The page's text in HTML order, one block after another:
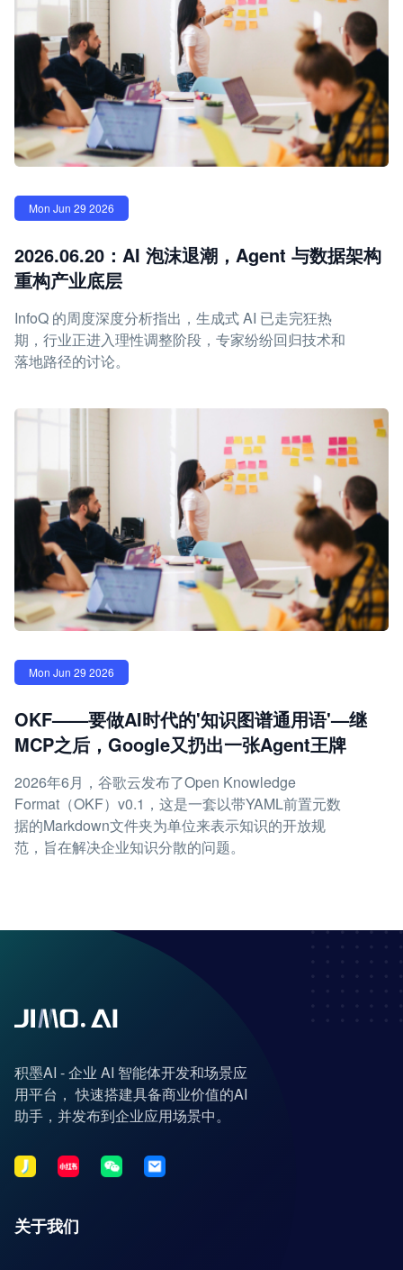
Mon Jun 29 2026
2026.06.20：AI 泡沫退潮，Agent 与数据架构
重构产业底层
InfoQ 的周度深度分析指出，生成式 AI 已走完狂热
期，行业正进入理性调整阶段，专家纷纷回归技术和
落地路径的讨论。
Mon Jun 29 2026
OKF——要做AI时代的'知识图谱通用语'—继
MCP之后，Google又扔出一张Agent王牌
2026年6月，谷歌云发布了Open Knowledge
Format（OKF）v0.1，这是一套以带YAML前置元数
据的Markdown文件夹为单位来表示知识的开放规
范，旨在解决企业知识分散的问题。
积墨AI - 企业 AI 智能体开发和场景应
用平台， 快速搭建具备商业价值的AI
助手，并发布到企业应用场景中。
关于我们